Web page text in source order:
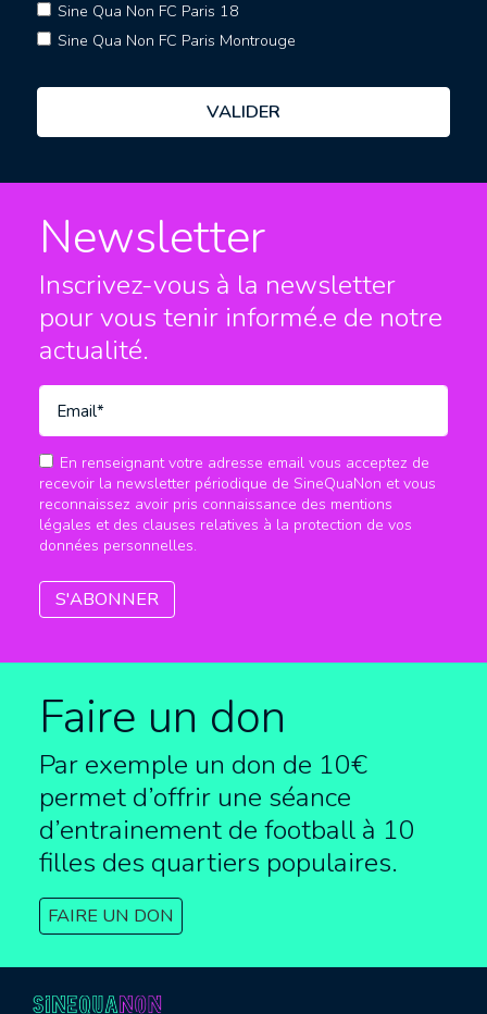
Sine Qua Non FC Paris 18
Sine Qua Non FC Paris Montrouge
Newsletter
Inscrivez-vous à la newsletter
pour vous tenir informé.e de notre
actualité.
En renseignant votre adresse email vous acceptez de
recevoir la newsletter périodique de SineQuaNon et vous
reconnaissez avoir pris connaissance des mentions
légales et des clauses relatives à la protection de vos
données personnelles.
Faire un don
Par exemple un don de 10€
permet d’offrir une séance
d’entrainement de football à 10
filles des quartiers populaires.
FAIRE UN DON